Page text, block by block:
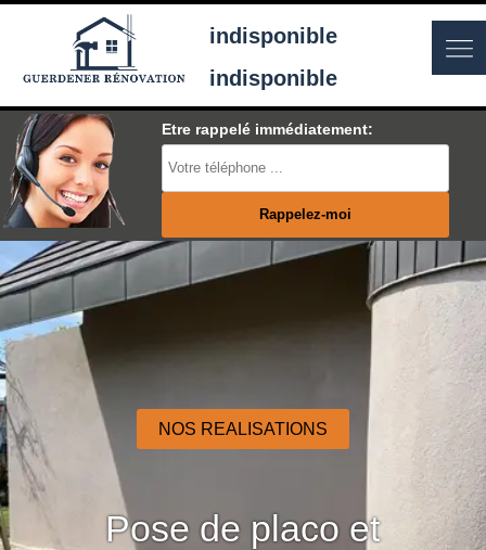
indisponible
indisponible
Etre rappelé immédiatement:
NOS REALISATIONS
Pose de placo et